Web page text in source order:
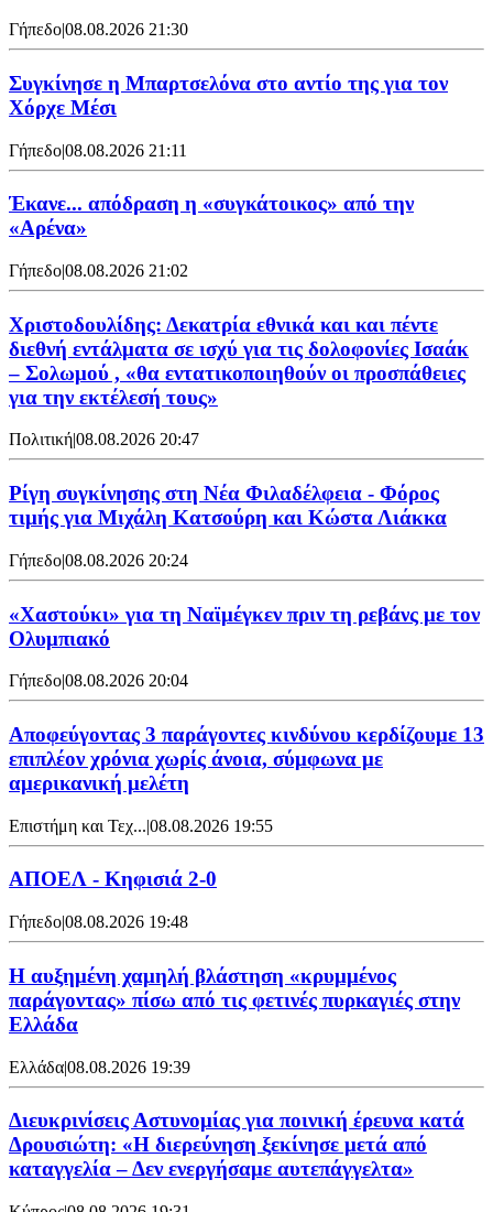
Γήπεδο|08.08.2026 21:30
Συγκίνησε η Μπαρτσελόνα στο αντίο της για τον
Χόρχε Μέσι
Γήπεδο|08.08.2026 21:11
Έκανε... απόδραση η «συγκάτοικος» από την
«Αρένα»
Γήπεδο|08.08.2026 21:02
Χριστοδουλίδης: Δεκατρία εθνικά και και πέντε
διεθνή εντάλματα σε ισχύ για τις δολοφονίες Ισαάκ
– Σολωμού , «θα εντατικοποιηθούν οι προσπάθειες
για την εκτέλεσή τους»
Πολιτική|08.08.2026 20:47
Ρίγη συγκίνησης στη Νέα Φιλαδέλφεια - Φόρος
τιμής για Μιχάλη Κατσούρη και Κώστα Λιάκκα
Γήπεδο|08.08.2026 20:24
«Χαστούκι» για τη Ναϊμέγκεν πριν τη ρεβάνς με τον
Ολυμπιακό
Γήπεδο|08.08.2026 20:04
Αποφεύγοντας 3 παράγοντες κινδύνου κερδίζουμε 13
επιπλέον χρόνια χωρίς άνοια, σύμφωνα με
αμερικανική μελέτη
Επιστήμη και Τεχ...|08.08.2026 19:55
ΑΠΟΕΛ - Κηφισιά 2-0
Γήπεδο|08.08.2026 19:48
Η αυξημένη χαμηλή βλάστηση «κρυμμένος
παράγοντας» πίσω από τις φετινές πυρκαγιές στην
Ελλάδα
Ελλάδα|08.08.2026 19:39
Διευκρινίσεις Αστυνομίας για ποινική έρευνα κατά
Δρουσιώτη: «Η διερεύνηση ξεκίνησε μετά από
καταγγελία – Δεν ενεργήσαμε αυτεπάγγελτα»